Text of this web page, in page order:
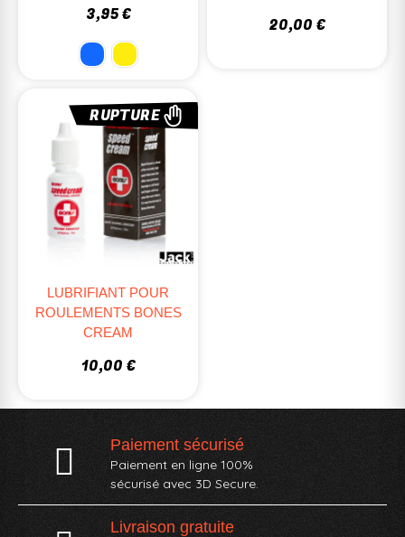
3,95 €
20,00 €
RUPTURE
LUBRIFIANT POUR
ROULEMENTS BONES
CREAM
10,00 €
Paiement sécurisé
Paiement en ligne 100%
sécurisé avec 3D Secure.
Livraison gratuite